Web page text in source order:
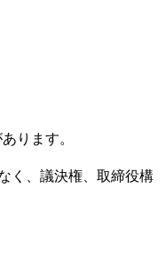
ります。
く、議決権、取締役構